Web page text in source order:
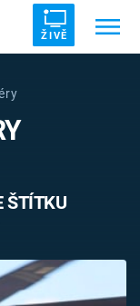
ŽIVĚ
VÁLKA
ŠTÍTKU